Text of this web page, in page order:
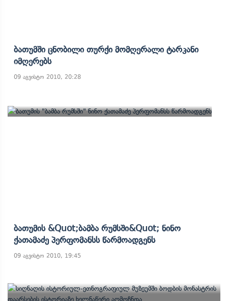
Ბათუმში Ცნობილი Თურქი Მომღერალი Ტარკანი
Იმღერებს
09 აგვისტო 2010, 20:28
Ბათუმის &quot;ბამბა Რუმსში&quot; Ნინო
Ქათამაძე Პერფომანსს Წარმოადგენს
09 აგვისტო 2010, 19:45